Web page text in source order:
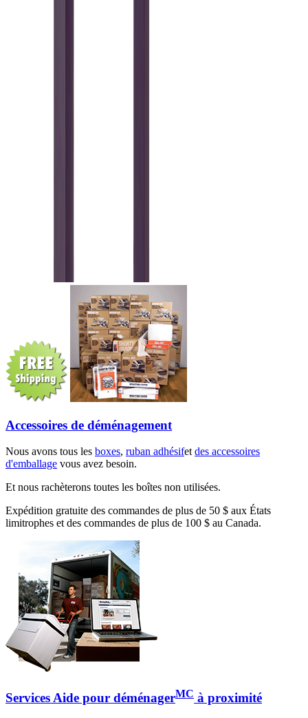
Accessoires de déménagement
Nous avons tous les boxes, ruban adhésifetdes accessoires
d'emballage vous avez besoin.
Et nous rachèterons toutes les boîtes non utilisées.
Expédition gratuite des commandes de plus de 50 $ aux États
limitrophes et des commandes de plus de 100 $ au Canada.
Services Aide pour déménagerMC à proximité